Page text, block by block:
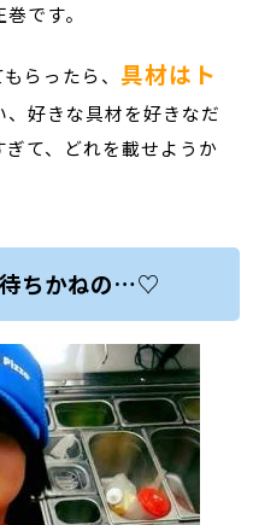
です。
らったら、 具材はト
、好きな具材を好きなだ
て、どれを載せようか
待ちかねの…♡